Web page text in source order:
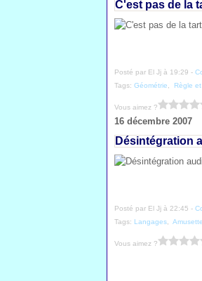
C'est pas de la
Posté par El Jj à 19:29 -
Tags: Géométrie Règle
Vous aimez ?
16 décembre 2007
Désintégration
Posté par El Jj à 22:45 -
Tags: Langages Amusette
Vous aimez ?